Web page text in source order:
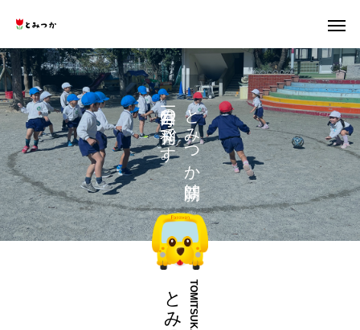
と
み
つ
か
は
の
で
す
。